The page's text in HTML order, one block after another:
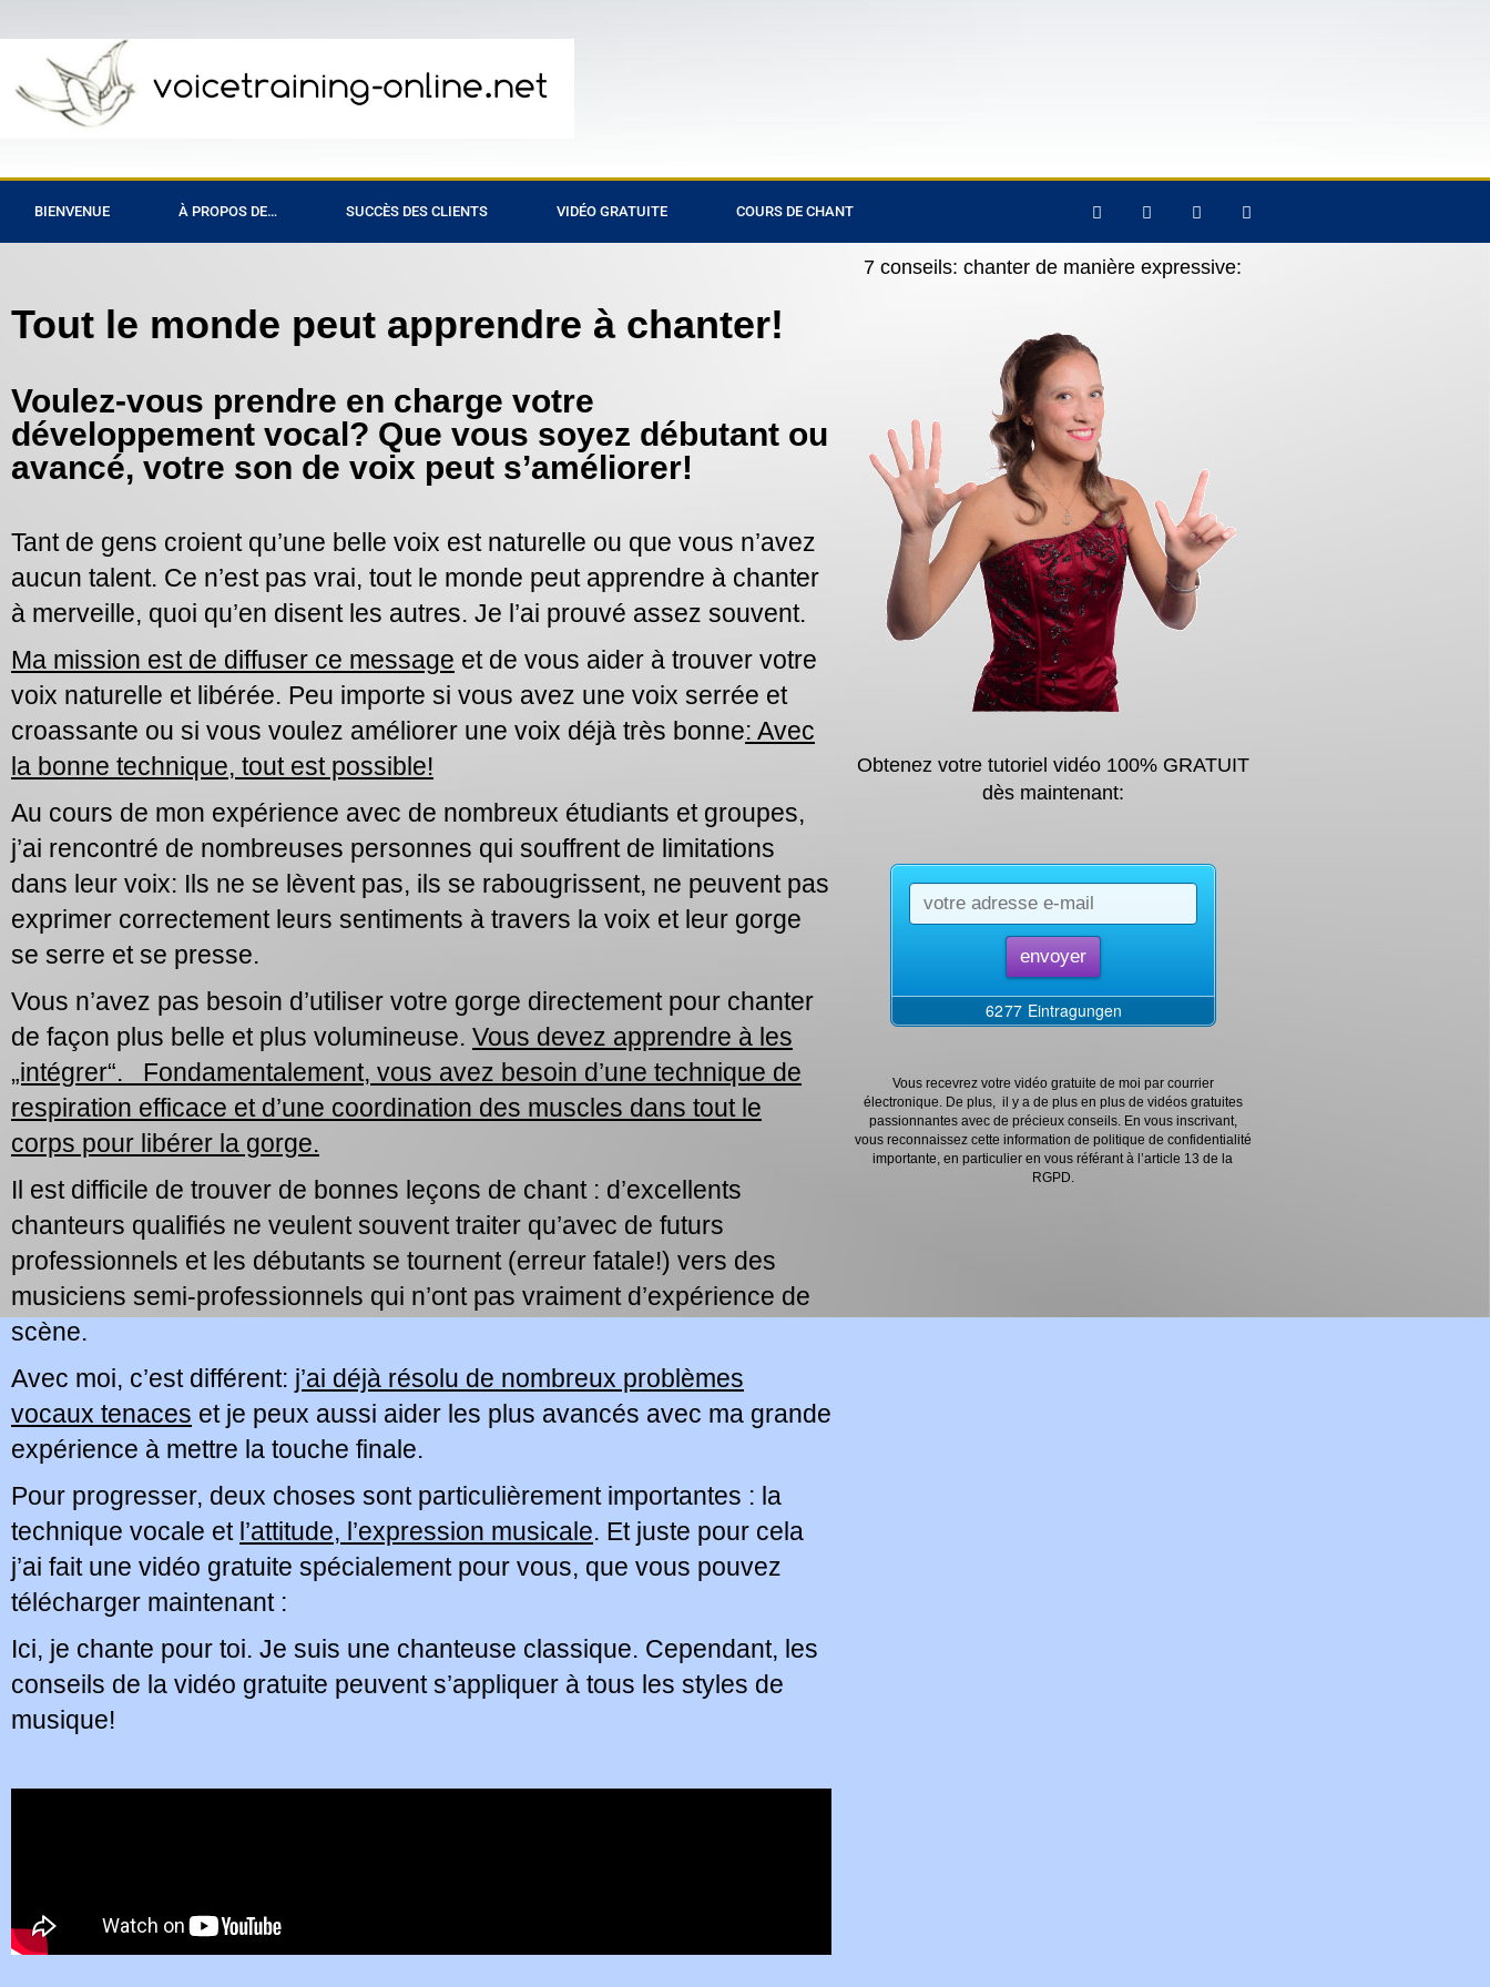
BIENVENUE À PROPOS DE… SUCCÈS DES CLIENTS VIDÉO GRATUITE COURS DE CHANT
Tout le monde peut apprendre à chanter!
Voulez-vous prendre en charge votre
développement vocal? Que vous soyez débutant ou
avancé, votre son de voix peut s’améliorer!
Tant de gens croient qu’une belle voix est naturelle ou que vous n’avez
aucun talent. Ce n’est pas vrai, tout le monde peut apprendre à chanter
à merveille, quoi qu’en disent les autres. Je l’ai prouvé assez souvent.
Ma mission est de diffuser ce message et de vous aider à trouver votre
voix naturelle et libérée. Peu importe si vous avez une voix serrée et
croassante ou si vous voulez améliorer une voix déjà très bonne: Avec
la bonne technique, tout est possible!
Au cours de mon expérience avec de nombreux étudiants et groupes,
j’ai rencontré de nombreuses personnes qui souffrent de limitations
dans leur voix: Ils ne se lèvent pas, ils se rabougrissent, ne peuvent pas
exprimer correctement leurs sentiments à travers la voix et leur gorge
se serre et se presse.
Vous n’avez pas besoin d’utiliser votre gorge directement pour chanter
de façon plus belle et plus volumineuse. Vous devez apprendre à les
„intégrer“. Fondamentalement, vous avez besoin d’une technique de
respiration efficace et d’une coordination des muscles dans tout le
corps pour libérer la gorge.
Il est difficile de trouver de bonnes leçons de chant : d’excellents
chanteurs qualifiés ne veulent souvent traiter qu’avec de futurs
professionnels et les débutants se tournent (erreur fatale!) vers des
musiciens semi-professionnels qui n’ont pas vraiment d’expérience de
scène.
Avec moi, c’est différent: j’ai déjà résolu de nombreux problèmes
vocaux tenaces et je peux aussi aider les plus avancés avec ma grande
expérience à mettre la touche finale.
Pour progresser, deux choses sont particulièrement importantes : la
technique vocale et l’attitude, l’expression musicale. Et juste pour cela
j’ai fait une vidéo gratuite spécialement pour vous, que vous pouvez
télécharger maintenant :
Ici, je chante pour toi. Je suis une chanteuse classique. Cependant, les
conseils de la vidéo gratuite peuvent s’appliquer à tous les styles de
musique!
7 conseils: chanter de manière expressive:
Obtenez votre tutoriel vidéo 100% GRATUIT
dès maintenant:
Vous recevrez votre vidéo gratuite de moi par courrier
électronique. De plus, il y a de plus en plus de vidéos gratuites
passionnantes avec de précieux conseils. En vous inscrivant,
vous reconnaissez cette information de politique de confidentialité
importante, en particulier en vous référant à l’article 13 de la
RGPD.